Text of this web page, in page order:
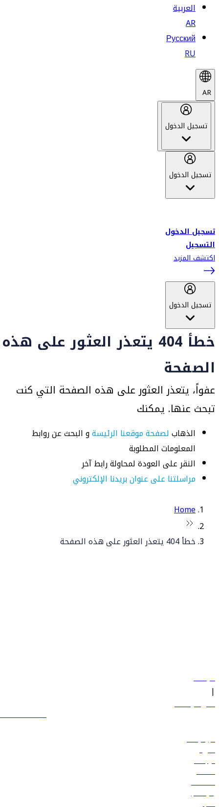
العربية
AR
Русский
RU
AR
تسجيل الدخول
تسجيل الدخول
تسجيل الدخول
التسجيل
اكتشف المزيد
تسجيل الدخول
خطأ 404 يتعذر العثور على هذه
الصفحة
عفواً، يتعذر العثور على هذه الصفحة التي كنت
تبحث عنها. يمكنك
الذهابلصفحة موقعنا الرئيسةو البحث عن روابط
المعلومات المطلوبة
النقر على العودة لمحاولة رابط آخر
مراسلتنا على عنوان بريدنا الإلكتروني
Home
خطأ 404 يتعذر العثور على هذه الصفحة
سياساتنا
|
الشروط والأحكام
600 544 445
حجز الرحلات
العروض
الوجهات
الأمتعة
المساعدة
إدارة الحجز
الأخبار